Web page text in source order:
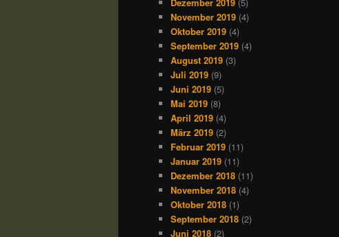
November 2019 (4)
Oktober 2019 (4)
September 2019 (4)
August 2019 (3)
Juli 2019 (9)
Juni 2019 (5)
Mai 2019 (8)
April 2019 (4)
März 2019 (2)
Februar 2019 (11)
Januar 2019 (11)
Dezember 2018 (11)
November 2018 (4)
Oktober 2018 (1)
September 2018 (2)
Juni 2018 (2)